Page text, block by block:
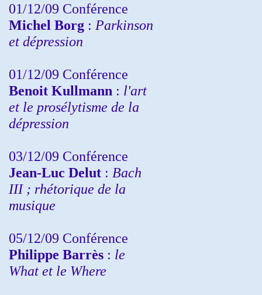
01/12/09 Conférence
Michel Borg : Parkinson
et dépression
01/12/09 Conférence
Benoit Kullmann : l'art
et le prosélytisme de la
dépression
03/12/09 Conférence
Jean-Luc Delut : Bach
III ; rhétorique de la
musique
05/12/09 Conférence
Philippe Barrès : le
What et le Where